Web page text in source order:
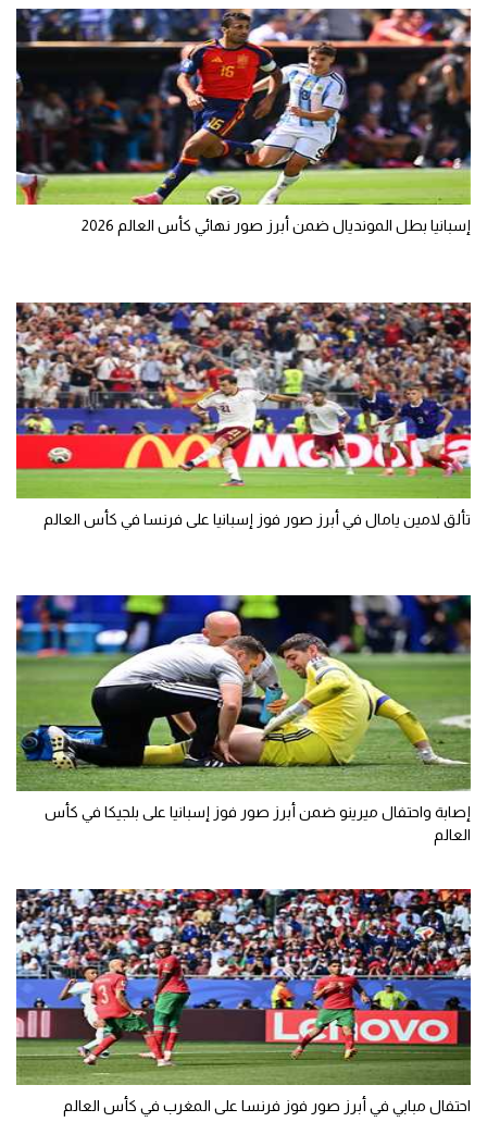
إسبانيا بطل المونديال ضمن أبرز صور نهائي كأس العالم 2026
تألق لامين يامال في أبرز صور فوز إسبانيا على فرنسا في كأس العالم
إصابة واحتفال ميرينو ضمن أبرز صور فوز إسبانيا على بلجيكا في كأس
العالم
احتفال مبابي في أبرز صور فوز فرنسا على المغرب في كأس العالم